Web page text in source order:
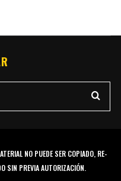
NO PUEDE SER COPIADO, RE-
SIN PREVIA AUTORIZACIÓN.